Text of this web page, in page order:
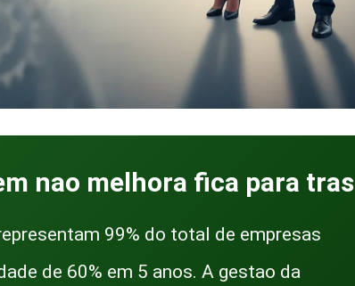
nao melhora fica para tras
99% do total de empresas
de 60% em 5 anos. A gestao da